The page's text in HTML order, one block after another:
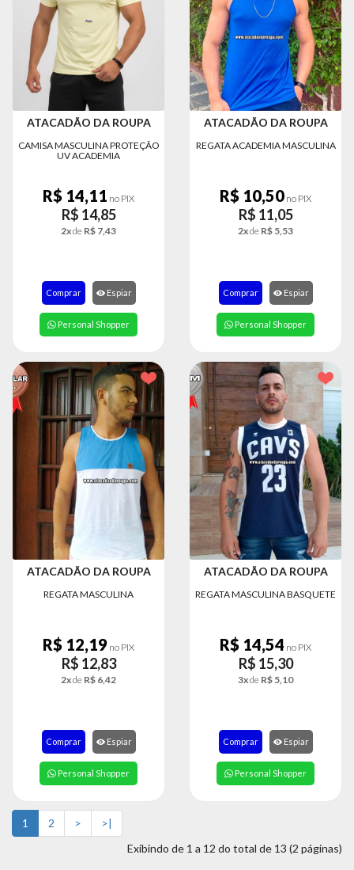
ATACADÃO DA ROUPA
CAMISA MASCULINA PROTEÇÃO
UV ACADEMIA
R$ 14,11 no PIX
R$ 14,85
2xde R$ 7,43
Comprar Espiar
Personal Shopper
ATACADÃO DA ROUPA
REGATA ACADEMIA MASCULINA
R$ 10,50 no PIX
R$ 11,05
2xde R$ 5,53
Comprar Espiar
Personal Shopper
ATACADÃO DA ROUPA
REGATA MASCULINA
R$ 12,19 no PIX
R$ 12,83
2xde R$ 6,42
Comprar Espiar
Personal Shopper
ATACADÃO DA ROUPA
REGATA MASCULINA BASQUETE
R$ 14,54 no PIX
R$ 15,30
3xde R$ 5,10
Comprar Espiar
Personal Shopper
1 2 >
>|
Exibindo de 1 a 12 do total de 13 (2 páginas)